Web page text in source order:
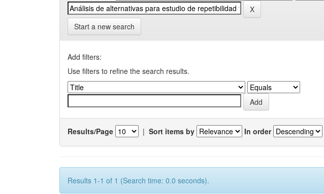
Start a new search
Add filters:
Use filters to refine the search results.
Results/Page | Sort items by In order
Results 1-1 of 1 (Search time: 0.0 seconds).